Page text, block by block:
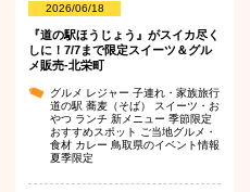
2026/06/18
『道の駅ほうじょう』がスイカ尽く
しに！7/7まで限定スイーツ＆グル
メ販売-北栄町
グルメ レジャー子連れ・家族旅行
道の駅蕎麦（そば） スイーツ・お
やつ ランチ新メニュー季節限定
おすすめスポット
ご当地グルメ・
食材 カレー 鳥取県のイベント情報
夏季限定